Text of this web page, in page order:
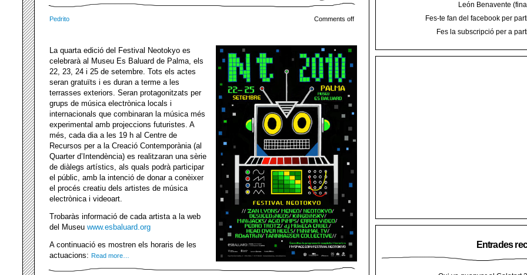
Pedrito Comments off
La quarta edició del Festival Neotokyo es
celebrarà al Museu Es Baluard de Palma, els
22, 23, 24 i 25 de setembre. Tots els actes
seran gratuïts i es duran a terme a les
terrasses exteriors. Seran protagonitzats per
grups de música electrònica locals i
internacionals que combinaran la música més
experimental amb projeccions futuristes. A
més, cada dia a les 19 h al Centre de
Recursos per a la Creació Contemporània (al
Quarter d’Intendència) es realitzaran una sèrie
de diàlegs artístics, als quals podrà participar
el públic, amb la intenció de donar a conèixer
el procés creatiu dels artistes de música
electrònica i videoart.
Trobaràs informació de cada artista a la web
del Museu www.esbaluard.org
A continuació es mostren els horaris de les
actuacions: Read more…
León Benavente
Fes-te fan del facebook per
Fes la subscripció per a
Entrades